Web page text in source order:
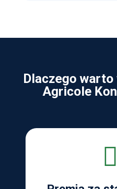
Dlaczego
Agricole